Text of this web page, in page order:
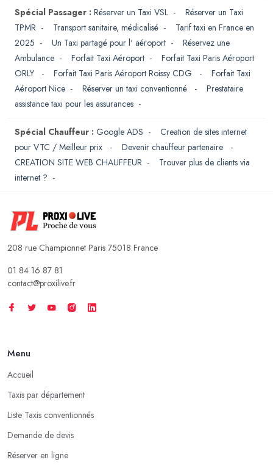
Spécial Passager : Réserver un Taxi VSL - Réserver un Taxi
TPMR - Transport sanitaire, médicalisé - Tarif taxi en France en
2025 - Un Taxi partagé pour l' aéroport - Réservez une
Ambulance - Forfait Taxi Aéroport - Forfait Taxi Paris Aéroport
ORLY
- Forfait Taxi Paris Aéroport Roissy CDG - Forfait Taxi
Aéroport Nice - Réserver un taxi conventionné - Prestataire
assistance taxi pour les assurances -
Spécial Chauffeur : Google ADS - Creation de sites internet
pour VTC / Meilleur prix
- Devenir chauffeur partenaire
-
CREATION SITE WEB CHAUFFEUR - Trouver plus de clients via
internet ? -
208 rue Championnet Paris 75018 France
01 84 16 87 81
contact@proxilive.fr
Menu
Accueil
Taxis par département
Liste Taxis conventionnés
Demande de devis
Réserver en ligne